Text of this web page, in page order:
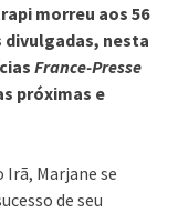
morreu aos 56
divulgadas, nesta
France-Presse
próximas e
Irã, Marjane se
de seu